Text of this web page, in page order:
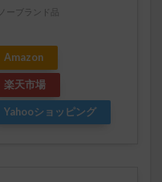
ノーブランド品
Amazon
楽天市場
Yahooショッピング